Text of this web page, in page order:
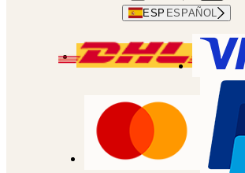
ESP ESPAÑOL